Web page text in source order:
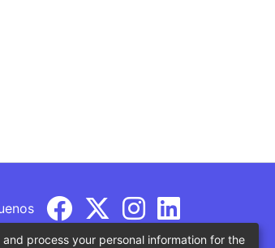
and process your personal information for the